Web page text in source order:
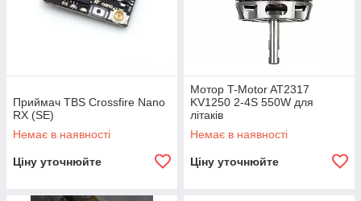
Приймач TBS Crossfire Nano
RX (SE)
Немає в наявності
Ціну уточнюйте
Мотор T-Motor AT2317
KV1250 2-4S 550W для
літаків
Немає в наявності
Ціну уточнюйте